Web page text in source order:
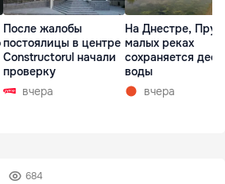
После жалобы
постоялицы в центре
Constructorul начали
проверку
вчера
На Днестре,
малых реках
сохраняется
воды
вчера
684